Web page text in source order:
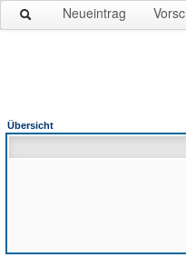
Neueintrag
Übersicht